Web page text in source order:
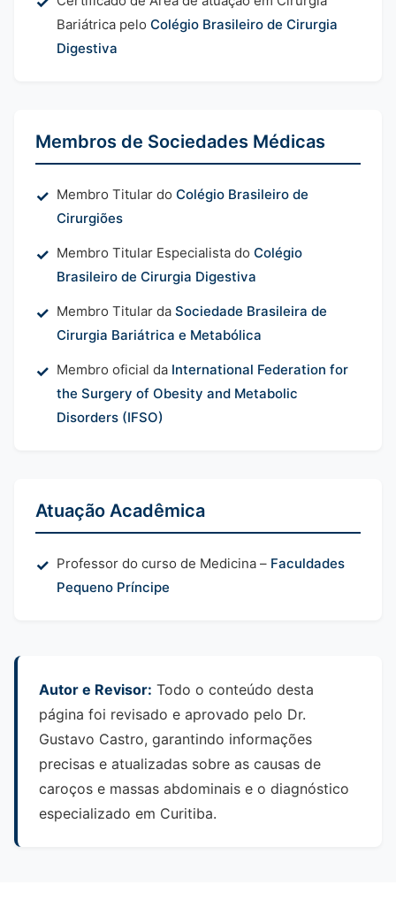
Bariátrica pelo Colégio Brasileiro de Cirurgia
Digestiva
Membros de Sociedades Médicas
Membro Titular do Colégio Brasileiro de
Cirurgiões
Membro Titular Especialista do Colégio
Brasileiro de Cirurgia Digestiva
Membro Titular da Sociedade Brasileira de
Cirurgia Bariátrica e Metabólica
Membro oficial da International Federation for
the Surgery of Obesity and Metabolic
Disorders (IFSO)
Atuação Acadêmica
Professor do curso de Medicina – Faculdades
Pequeno Príncipe
Autor e Revisor: Todo o conteúdo desta
página foi revisado e aprovado pelo Dr.
Gustavo Castro, garantindo informações
precisas e atualizadas sobre as causas de
caroços e massas abdominais e o diagnóstico
especializado em Curitiba.